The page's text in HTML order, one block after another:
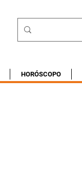
HORÓSCOPO